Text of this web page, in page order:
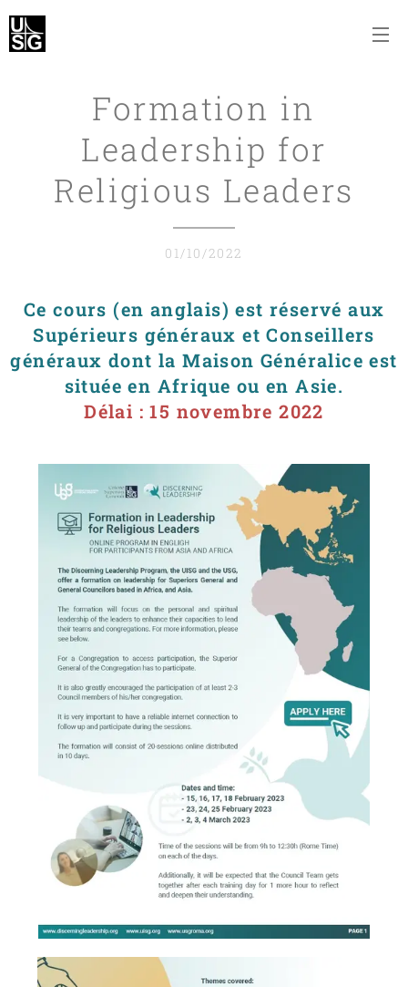
Formation in
Leadership for
Religious Leaders
01/10/2022
Ce cours (en anglais) est réservé aux
Supérieurs généraux et Conseillers
généraux dont la Maison Généralice est
située en Afrique ou en Asie.
Délai : 15 novembre 2022